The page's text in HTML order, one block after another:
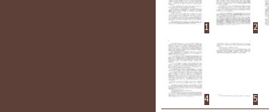
1 2
4 5